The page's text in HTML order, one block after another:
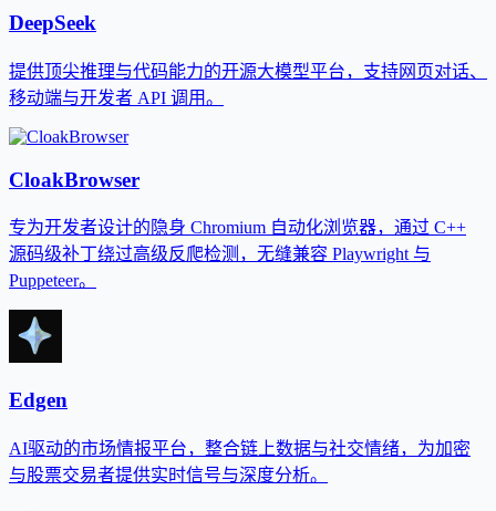
DeepSeek
提供顶尖推理与代码能力的开源大模型平台，支持网页对话、
移动端与开发者 API 调用。
CloakBrowser
专为开发者设计的隐身 Chromium 自动化浏览器，通过 C++
源码级补丁绕过高级反爬检测，无缝兼容 Playwright 与
Puppeteer。
Edgen
AI驱动的市场情报平台，整合链上数据与社交情绪，为加密
与股票交易者提供实时信号与深度分析。